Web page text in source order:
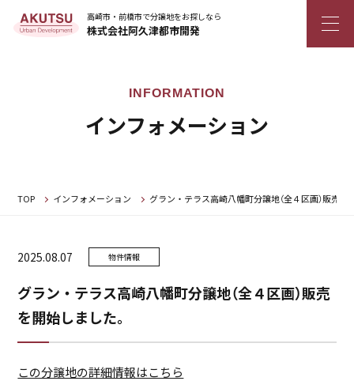
高崎市・前橋市で分譲地をお探しなら
株式会社阿久津都市開発
インフォメーション
TOP インフォメーション グラン・テラス高崎八幡町分譲地（全４区画）販売
2025.08.07 物件情報
グラン・テラス高崎八幡町分譲地（全４区画）販売
を開始しました。
この分譲地の詳細情報はこちら